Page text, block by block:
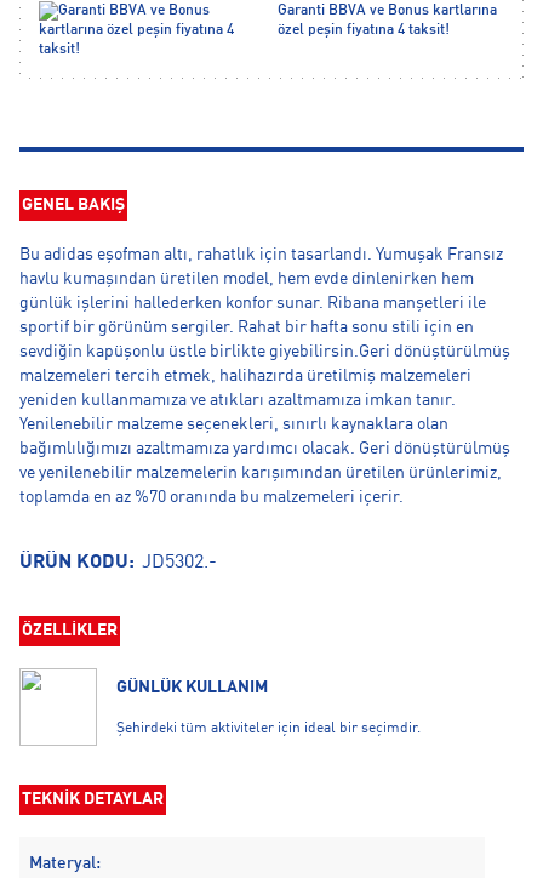
Garanti BBVA ve Bonus kartlarına
özel peşin fiyatına 4 taksit!
GENEL BAKIŞ
Bu adidas eşofman altı, rahatlık için tasarlandı. Yumuşak Fransız
havlu kumaşından üretilen model, hem evde dinlenirken hem
günlük işlerini hallederken konfor sunar. Ribana manşetleri ile
sportif bir görünüm sergiler. Rahat bir hafta sonu stili için en
sevdiğin kapüşonlu üstle birlikte giyebilirsin.Geri dönüştürülmüş
malzemeleri tercih etmek, halihazırda üretilmiş malzemeleri
yeniden kullanmamıza ve atıkları azaltmamıza imkan tanır.
Yenilenebilir malzeme seçenekleri, sınırlı kaynaklara olan
bağımlılığımızı azaltmamıza yardımcı olacak. Geri dönüştürülmüş
ve yenilenebilir malzemelerin karışımından üretilen ürünlerimiz,
toplamda en az %70 oranında bu malzemeleri içerir.
ÜRÜN KODU: JD5302.-
ÖZELLİKLER
GÜNLÜK KULLANIM
Şehirdeki tüm aktiviteler için ideal bir seçimdir.
TEKNİK DETAYLAR
Materyal: